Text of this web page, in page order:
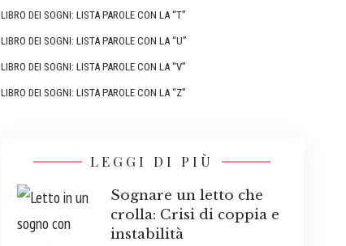
LIBRO DEI SOGNI: LISTA PAROLE CON LA “T”
LIBRO DEI SOGNI: LISTA PAROLE CON LA “U”
LIBRO DEI SOGNI: LISTA PAROLE CON LA “V”
LIBRO DEI SOGNI: LISTA PAROLE CON LA “Z”
LEGGI DI PIÙ
Sognare un letto che
crolla: Crisi di coppia e
instabilità